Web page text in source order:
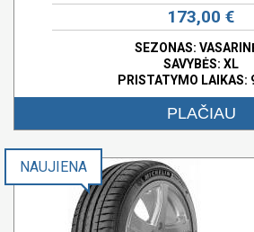
173,00 €
SEZONAS:
SAVYBĖS: XL
PRISTATYMO LAIKAS:
PLAČIAU
NAUJIENA